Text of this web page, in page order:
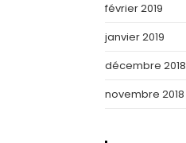
février 2019
janvier 2019
décembre 2018
novembre 2018